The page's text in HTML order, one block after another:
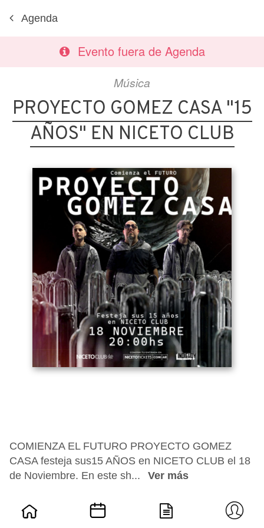
Agenda
Evento fuera de Agenda
Música
PROYECTO GOMEZ CASA "15
AÑOS" EN NICETO CLUB
COMIENZA EL FUTURO PROYECTO GOMEZ
CASA festeja sus15 AÑOS en NICETO CLUB el 18
de Noviembre. En este sh...
Ver más